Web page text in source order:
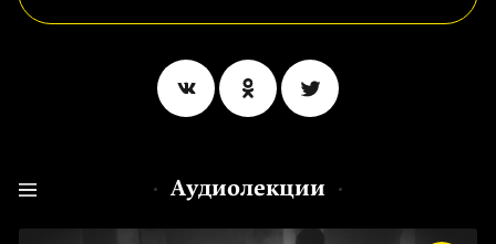
Аудиолекции